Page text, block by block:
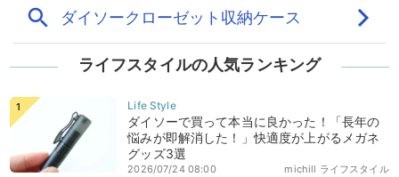
ライフスタイルの人気ランキング
ダイソーで買って本当に良かった！「長年の
悩みが即解消した！」快適度が上がるメガネ
グッズ3選
michill ライフスタイル
2026/07/24 08:00